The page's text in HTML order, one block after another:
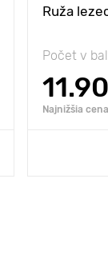
Ruža
Počet v
11.90
Najnižšia